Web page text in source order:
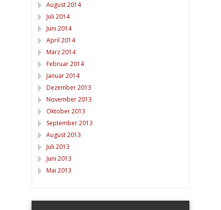
August 2014
Juli 2014
Juni 2014
April 2014
März 2014
Februar 2014
Januar 2014
Dezember 2013
November 2013
Oktober 2013
September 2013
August 2013
Juli 2013
Juni 2013
Mai 2013